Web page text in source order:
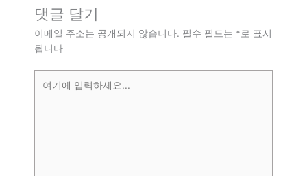
댓글 달기
이메일 주소는 공개되지 않습니다. 필수 필드는 *로 표시
됩니다